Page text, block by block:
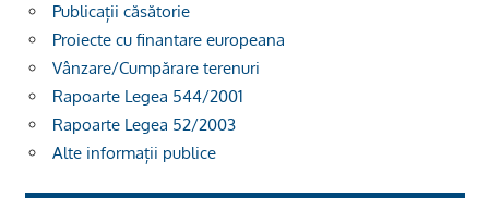
Publicații căsătorie
Proiecte cu finantare europeana
Vânzare/Cumpărare terenuri
Rapoarte Legea 544/2001
Rapoarte Legea 52/2003
Alte informații publice